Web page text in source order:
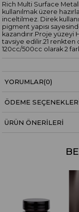
Rich Multi Surface
kullanılmak üzere
inceltilmez. Direk
pigment yapısı
kazandırır.Proje yüzeyi
tavsiye edilir.21 renkten
120cc/500cc olarak 2
YORUMLAR(0)
ÖDEME
ÜRÜN ÖNERILERI